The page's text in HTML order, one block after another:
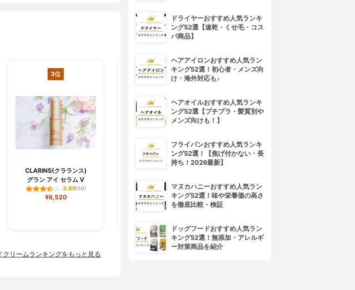
3位
CLARINS(クラランス)
グラン アイ セラム V
3.89(10)
¥6,520
4位
ザ リンクレス S
3.89(8)
¥4,620
ンクルリフト ディープレチノ
ホワイト4
クリームランキングをもっと見る
ドライヤーおすすめ人気ランキ
ング52選【速乾・くせ毛・コス
パ商品】
ヘアアイロンおすすめ人気ラン
キング52選！初心者・メンズ向
け・海外対応も♪
ヘアオイルおすすめ人気ランキ
ング52選【プチプラ・髪質別や
メンズ向けも！】
フライパンおすすめ人気ランキ
ング52選！【焦げ付かない・長
持ち！2026最新】
マヌカハニーおすすめ人気ラン
キング52選！味や栄養価の高さ
を徹底比較・検証
ドッグフードおすすめ人気ラン
キング52選！無添加・アレルギ
ー対策商品を紹介